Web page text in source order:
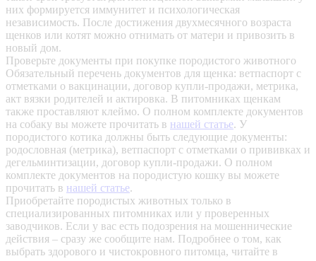
них формируется иммунитет и психологическая
независимость. После достижения двухмесячного возраста
щенков или котят можно отнимать от матери и привозить в
новый дом.
Проверьте документы при покупке породистого животного
Обязательный перечень документов для щенка: ветпаспорт с
отметками о вакцинации, договор купли-продажи, метрика,
акт вязки родителей и актировка. В питомниках щенкам
также проставляют клеймо. О полном комплекте документов
на собаку вы можете прочитать в нашей статье. У
породистого котика должны быть следующие документы:
родословная (метрика), ветпаспорт с отметками о прививках и
дегельминтизации, договор купли-продажи. О полном
комплекте документов на породистую кошку вы можете
прочитать в нашей статье.
Приобретайте породистых животных только в
специализированных питомниках или у проверенных
заводчиков. Если у вас есть подозрения на мошеннические
действия – сразу же сообщите нам. Подробнее о том, как
выбрать здорового и чистокровного питомца, читайте в